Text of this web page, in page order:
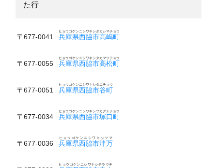
た行
〒677-0041 兵庫県西脇市高嶋町
ヒョウゴケンニシワキシタカシマチョウ
〒677-0055 兵庫県西脇市高松町
ヒョウゴケンニシワキシタカマツチョウ
〒677-0051 兵庫県西脇市谷町
ヒョウゴケンニシワキシタニチョウ
〒677-0034 兵庫県西脇市塚口町
ヒョウゴケンニシワキシツカグチチョウ
〒677-0036 兵庫県西脇市津万
ヒョウゴケンニシワキシツマ
ヒョウゴケンニシワキシテラウチ